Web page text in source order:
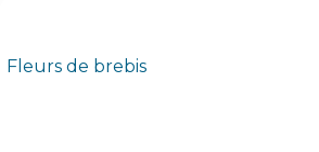
Fleurs de brebis